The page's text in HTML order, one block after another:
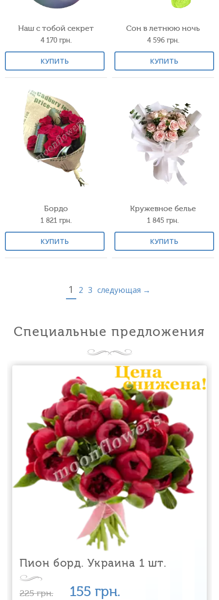
Наш с тобой секрет
4 170 грн.
КУПИТЬ
Сон в летнюю ночь
4 596 грн.
КУПИТЬ
Бордо
1 821 грн.
КУПИТЬ
Кружевное белье
1 845 грн.
КУПИТЬ
1 2 3 следующая →
Специальные предложения
Пион борд. Украина 1 шт.
225грн. 155 грн.